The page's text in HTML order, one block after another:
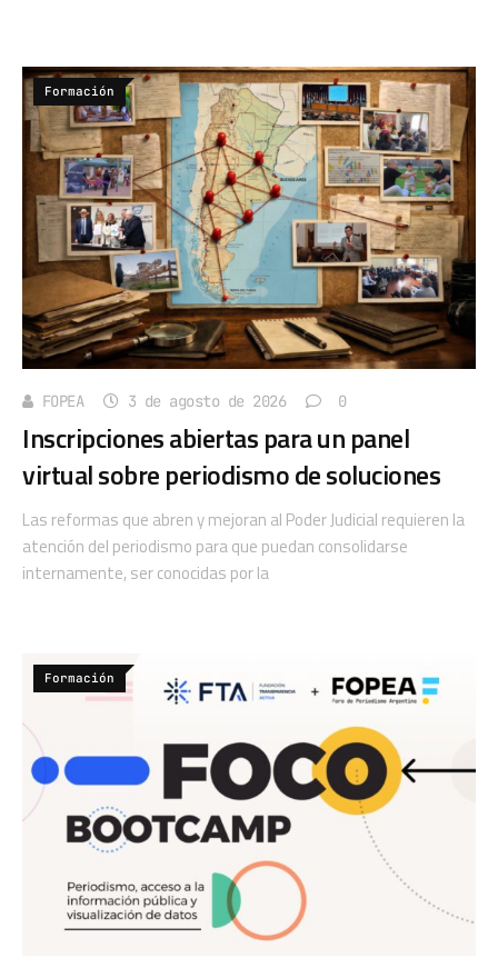
Formación
FOPEA 3 de agosto de 2026 0
Inscripciones abiertas para un panel
virtual sobre periodismo de soluciones
Las reformas que abren y mejoran al Poder Judicial requieren la
atención del periodismo para que puedan consolidarse
internamente, ser conocidas por la
Formación